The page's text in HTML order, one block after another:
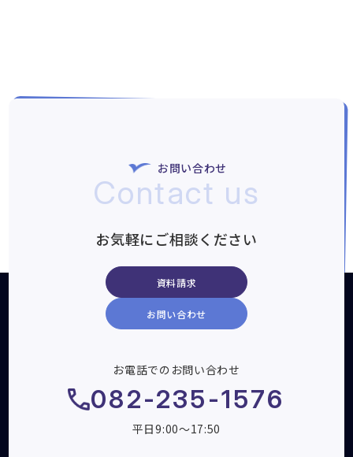
お問い合わせ
Contact us
お気軽にご相談ください
資料請求
お問い合わせ
お電話でのお問い合わせ
082-235-1576
平日9:00～17:50